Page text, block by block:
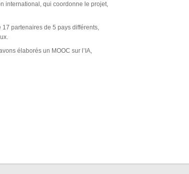
international, qui coordonne le projet,
partenaires de 5 pays différents,
élaborés un MOOC sur l’IA,